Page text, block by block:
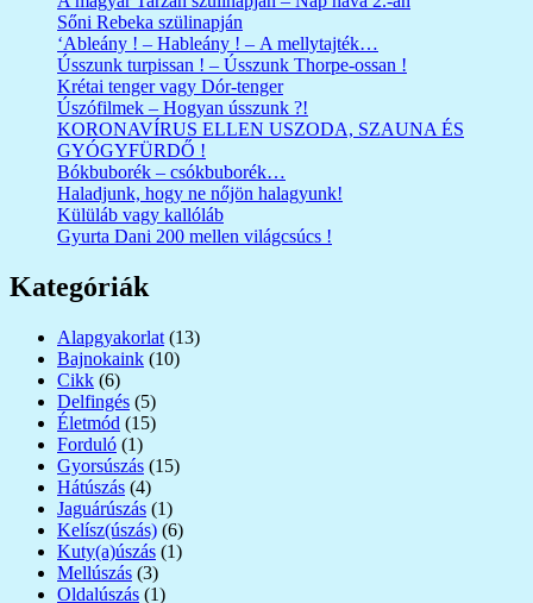
Sőni Rebeka szülinapján
‘Ableány ! – Hableány ! – A mellytajték…
Ússzunk turpissan ! – Ússzunk Thorpe-ossan !
Krétai tenger vagy Dór-tenger
Úszófilmek – Hogyan ússzunk ?!
KORONAVÍRUS ELLEN USZODA, SZAUNA ÉS
GYÓGYFÜRDŐ !
Bókbuborék – csókbuborék…
Haladjunk, hogy ne nőjön halagyunk!
Külüláb vagy kallóláb
Gyurta Dani 200 mellen világcsúcs !
Kategóriák
Alapgyakorlat (13)
Bajnokaink (10)
Cikk (6)
Delfingés (5)
Életmód (15)
Forduló (1)
Gyorsúszás (15)
Hátúszás (4)
Jaguárúszás (1)
Kelísz(úszás) (6)
Kuty(a)úszás (1)
Mellúszás (3)
Oldalúszás (1)